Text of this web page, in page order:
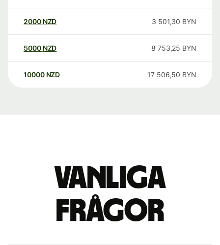
2000 NZD 3 501,30 BYN
5000 NZD 8 753,25 BYN
10000 NZD 17 506,50 BYN
Vanliga
frågor